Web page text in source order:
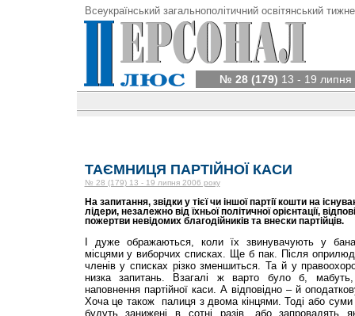
Всеукраїнський загальнополітичний освітянський
№ 28 (179) 13 - 19 липня
ТАЄМНИЦЯ ПАРТІЙНОЇ КАСИ
№ 28 (179) 13 - 19 липня 2006 року
На запитання, звідки у тієї чи іншої партії кошти на
лідери, незалежно від їхньої політичної орієнтації,
пожертви невідомих благодійників та внески партійців.
І дуже ображаються, коли їх звинувачують у
місцями у виборчих списках. Ще б пак. Після
членів у списках різко зменшиться. Та й у
низка запитань. Взагалі ж варто було б, мабуть,
наповнення партійної каси. А відповідно – й
Хоча це також палиця з двома кінцями. Тоді або суми
будуть занижені в сотні разів, або запровадять